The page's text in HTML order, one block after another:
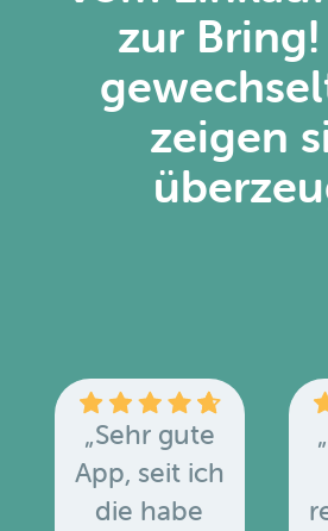
zur
zeigen
„Sehr gute
App, seit ich
die habe